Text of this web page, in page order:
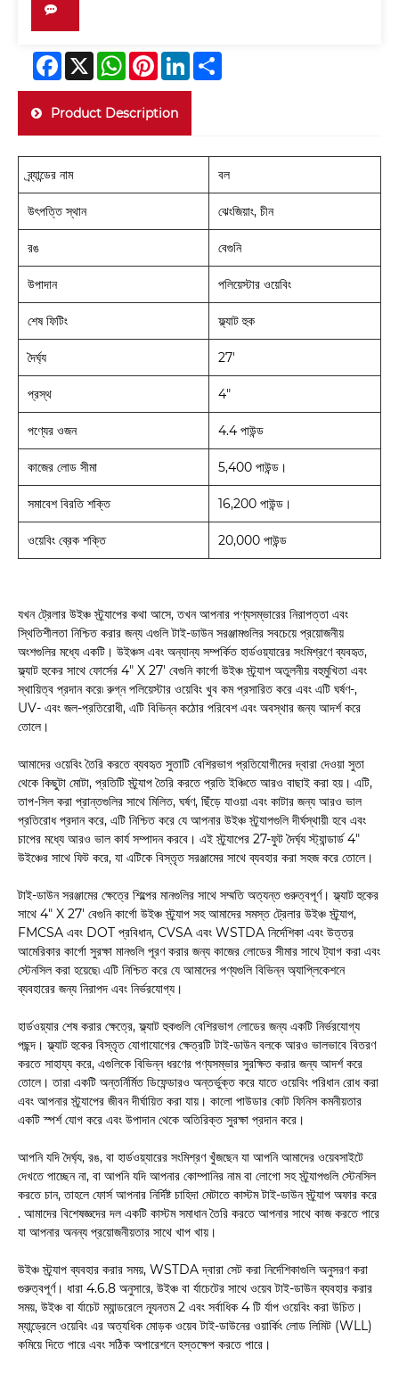
Facebook
X WhatsAppPinterestLinkedIn
Product Description
ব্র্যান্ডের নাম বল
উৎপত্তি স্থান ঝেংজিয়াং, চীন
রঙ বেগুনি
উপাদান পলিয়েস্টার ওয়েবিং
শেষ ফিটিং ফ্ল্যাট হুক
দৈর্ঘ্য 27'
প্রস্থ 4"
পণ্যের ওজন 4.4 পাউন্ড
কাজের লোড সীমা 5,400 পাউন্ড।
সমাবেশ বিরতি শক্তি 16,200 পাউন্ড।
ওয়েবিং ব্রেক শক্তি 20,000 পাউন্ড
যখন ট্রেলার উইঞ্চ স্ট্র্যাপের কথা আসে, তখন আপনার পণ্যসম্ভারের নিরাপত্তা এবং
স্থিতিশীলতা নিশ্চিত করার জন্য এগুলি টাই-ডাউন সরঞ্জামগুলির সবচেয়ে প্রয়োজনীয়
অংশগুলির মধ্যে একটি। উইঞ্চস এবং অন্যান্য সম্পর্কিত হার্ডওয়্যারের সংমিশ্রণে ব্যবহৃত,
ফ্ল্যাট হুকের সাথে ফোর্সের 4" X 27' বেগুনি কার্গো উইঞ্চ স্ট্র্যাপ অতুলনীয় বহুমুখিতা এবং
স্থায়িত্ব প্রদান করে৷ রুগ্ন পলিয়েস্টার ওয়েবিং খুব কম প্রসারিত করে এবং এটি ঘর্ষণ-,
UV- এবং জল-প্রতিরোধী, এটি বিভিন্ন কঠোর পরিবেশ এবং অবস্থার জন্য আদর্শ করে
তোলে।
আমাদের ওয়েবিং তৈরি করতে ব্যবহৃত সুতাটি বেশিরভাগ প্রতিযোগীদের দ্বারা দেওয়া সুতা
থেকে কিছুটা মোটা, প্রতিটি স্ট্র্যাপ তৈরি করতে প্রতি ইঞ্চিতে আরও বাছাই করা হয়। এটি,
তাপ-সিল করা প্রান্তগুলির সাথে মিলিত, ঘর্ষণ, ছিঁড়ে যাওয়া এবং কাটার জন্য আরও ভাল
প্রতিরোধ প্রদান করে, এটি নিশ্চিত করে যে আপনার উইঞ্চ স্ট্র্যাপগুলি দীর্ঘস্থায়ী হবে এবং
চাপের মধ্যে আরও ভাল কার্য সম্পাদন করবে। এই স্ট্র্যাপের 27-ফুট দৈর্ঘ্য স্ট্যান্ডার্ড 4"
উইঞ্চের সাথে ফিট করে, যা এটিকে বিস্তৃত সরঞ্জামের সাথে ব্যবহার করা সহজ করে তোলে।
টাই-ডাউন সরঞ্জামের ক্ষেত্রে শিল্পের মানগুলির সাথে সম্মতি অত্যন্ত গুরুত্বপূর্ণ। ফ্ল্যাট হুকের
সাথে 4" X 27' বেগুনি কার্গো উইঞ্চ স্ট্র্যাপ সহ আমাদের সমস্ত ট্রেলার উইঞ্চ স্ট্র্যাপ,
FMCSA এবং DOT প্রবিধান, CVSA এবং WSTDA নির্দেশিকা এবং উত্তর
আমেরিকার কার্গো সুরক্ষা মানগুলি পূরণ করার জন্য কাজের লোডের সীমার সাথে ট্যাগ করা এবং
স্টেনসিল করা হয়েছে৷ এটি নিশ্চিত করে যে আমাদের পণ্যগুলি বিভিন্ন অ্যাপ্লিকেশনে
ব্যবহারের জন্য নিরাপদ এবং নির্ভরযোগ্য।
হার্ডওয়্যার শেষ করার ক্ষেত্রে, ফ্ল্যাট হুকগুলি বেশিরভাগ লোডের জন্য একটি নির্ভরযোগ্য
পছন্দ। ফ্ল্যাট হুকের বিস্তৃত যোগাযোগের ক্ষেত্রটি টাই-ডাউন বলকে আরও ভালভাবে বিতরণ
করতে সাহায্য করে, এগুলিকে বিভিন্ন ধরণের পণ্যসম্ভার সুরক্ষিত করার জন্য আদর্শ করে
তোলে। তারা একটি অন্তর্নির্মিত ডিফেন্ডারও অন্তর্ভুক্ত করে যাতে ওয়েবিং পরিধান রোধ করা
এবং আপনার স্ট্র্যাপের জীবন দীর্ঘায়িত করা যায়। কালো পাউডার কোট ফিনিস কমনীয়তার
একটি স্পর্শ যোগ করে এবং উপাদান থেকে অতিরিক্ত সুরক্ষা প্রদান করে।
আপনি যদি দৈর্ঘ্য, রঙ, বা হার্ডওয়্যারের সংমিশ্রণ খুঁজছেন যা আপনি আমাদের ওয়েবসাইটে
দেখতে পাচ্ছেন না, বা আপনি যদি আপনার কোম্পানির নাম বা লোগো সহ স্ট্র্যাপগুলি স্টেনসিল
করতে চান, তাহলে ফোর্স আপনার নির্দিষ্ট চাহিদা মেটাতে কাস্টম টাই-ডাউন স্ট্র্যাপ অফার করে
. আমাদের বিশেষজ্ঞদের দল একটি কাস্টম সমাধান তৈরি করতে আপনার সাথে কাজ করতে পারে
যা আপনার অনন্য প্রয়োজনীয়তার সাথে খাপ খায়।
উইঞ্চ স্ট্র্যাপ ব্যবহার করার সময়, WSTDA দ্বারা সেট করা নির্দেশিকাগুলি অনুসরণ করা
গুরুত্বপূর্ণ। ধারা 4.6.8 অনুসারে, উইঞ্চ বা র্যাচেটের সাথে ওয়েব টাই-ডাউন ব্যবহার করার
সময়, উইঞ্চ বা র্যাচেট ম্যান্ডরেলে ন্যূনতম 2 এবং সর্বাধিক 4 টি র্যাপ ওয়েবিং করা উচিত।
ম্যান্ড্রেলে ওয়েবিং এর অত্যধিক মোড়ক ওয়েব টাই-ডাউনের ওয়ার্কিং লোড লিমিট (WLL)
কমিয়ে দিতে পারে এবং সঠিক অপারেশনে হস্তক্ষেপ করতে পারে।